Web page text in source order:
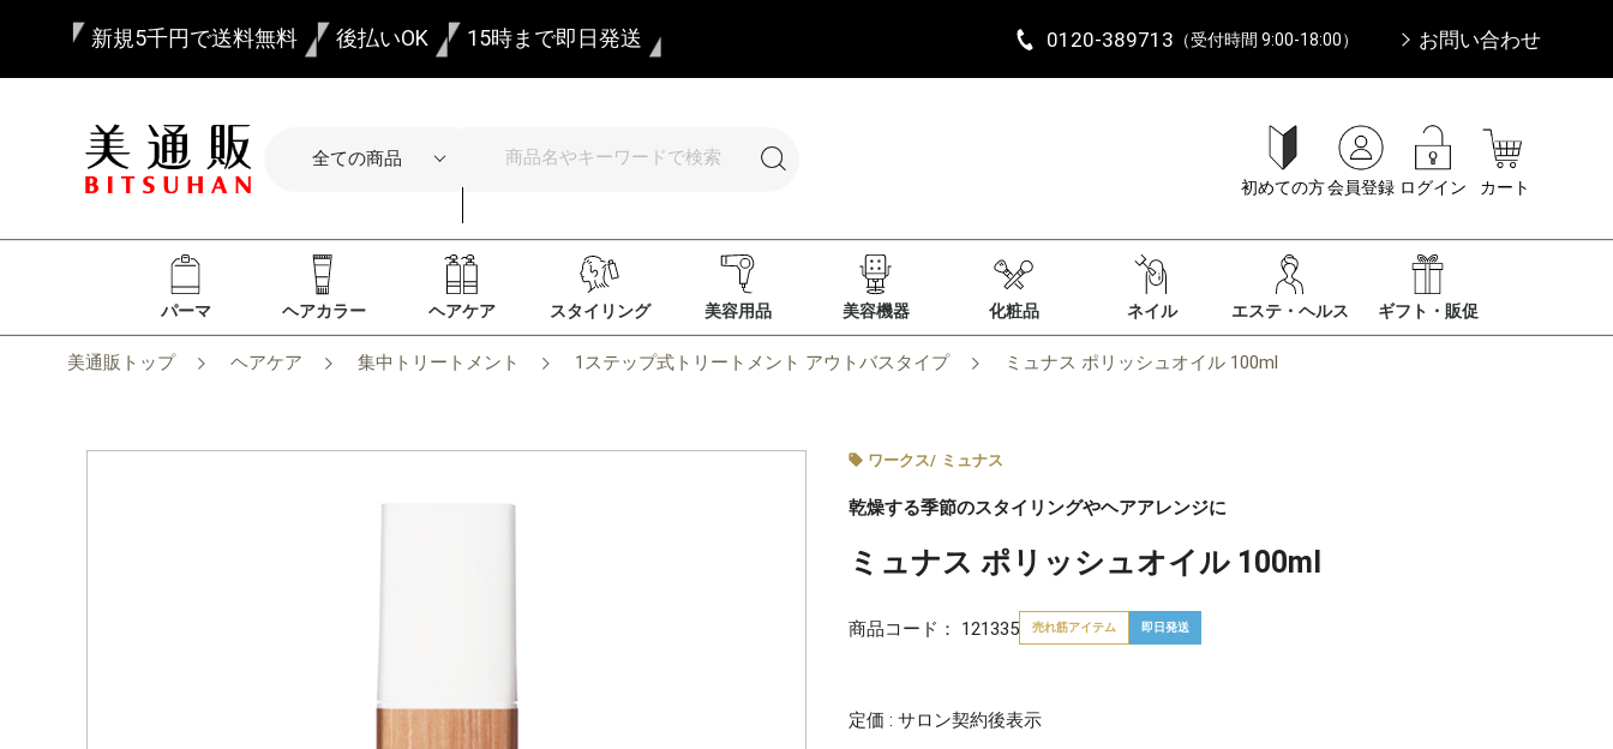
新規5千円で送料無料 後払いOK 15時まで即日発送 0120-389713 （受付時間 9:00-18:00） お問い合わせ
初めての方会員登録 ログイン カート
パーマ ヘアカラー ヘアケア スタイリング 美容用品 美容機器 化粧品 ネイル エステ・ヘルス ギフト・販促
美通販トップ ヘアケア 集中トリートメント 1ステップ式トリートメント アウトバスタイプ ミュナス ポリッシュオイル 100ml
ワークス/ ミュナス
乾燥する季節のスタイリングやヘアアレンジに
ミュナス ポリッシュオイル 100ml
商品コード： 121335 売れ筋アイテム 即日発送
定価 : サロン契約後表示